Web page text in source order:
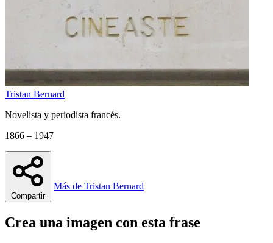
Tristan Bernard
Novelista y periodista francés.
1866 – 1947
Compartir
Más de Tristan Bernard
Crea una imagen con esta frase